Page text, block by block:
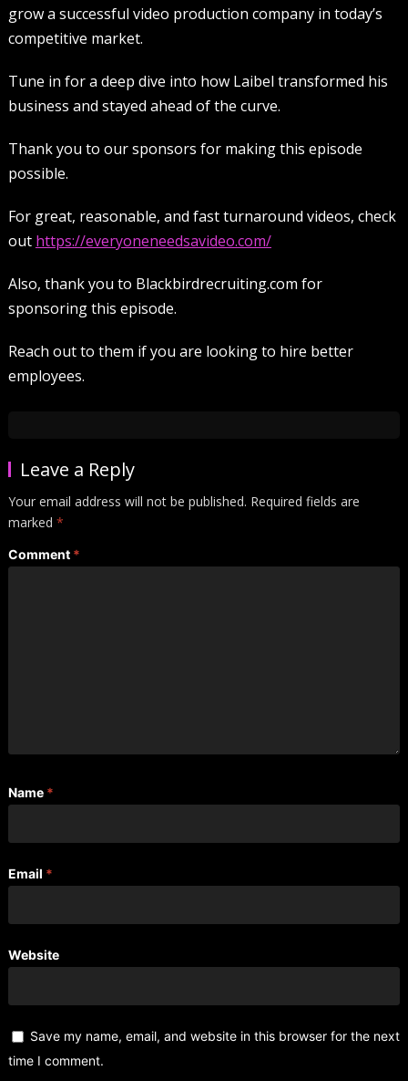
grow a successful video production company in today’s
competitive market.
Tune in for a deep dive into how Laibel transformed his
business and stayed ahead of the curve.
Thank you to our sponsors for making this episode
possible.
For great, reasonable, and fast turnaround videos, check
out https://everyoneneedsavideo.com/
Also, thank you to Blackbirdrecruiting.com for
sponsoring this episode.
Reach out to them if you are looking to hire better
employees.
Leave a Reply
Your email address will not be published. Required fields are
marked *
Comment *
Name *
Email *
Website
Save my name, email, and website in this browser for the next
time I comment.